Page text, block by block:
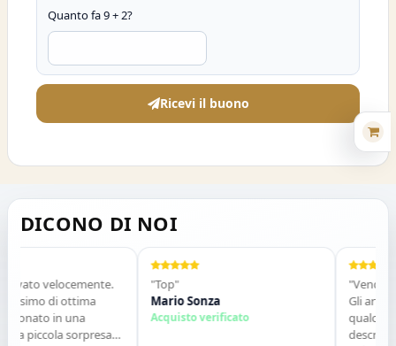
Quanto fa 9 + 2?
Ricevi il buono
DICONO DI NOI
velocemente.
di ottima
in una
piccola sorpresa
"Top"
Mario Sonza
Acquisto verificato
Gli
qualche